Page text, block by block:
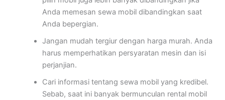
Anda memesan sewa mobil dibandingkan saat
Anda bepergian.
Jangan mudah tergiur dengan harga murah. Anda
harus memperhatikan persyaratan mesin dan isi
perjanjian.
Cari informasi tentang sewa mobil yang kredibel.
Sebab, saat ini banyak bermunculan rental mobil